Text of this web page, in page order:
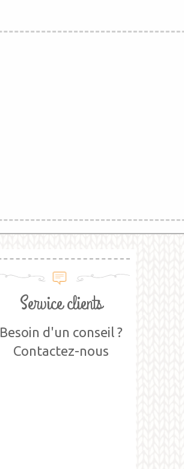
Service clients
Besoin d'un conseil ?
Contactez-nous